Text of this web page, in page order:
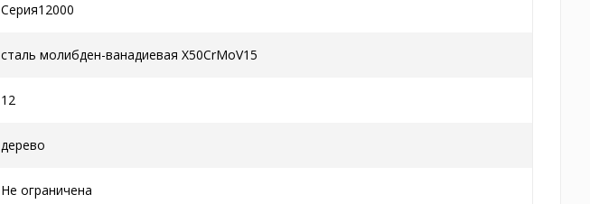
Серия12000
сталь молибден-ванадиевая X50CrMoV15
12
дерево
Не ограничена